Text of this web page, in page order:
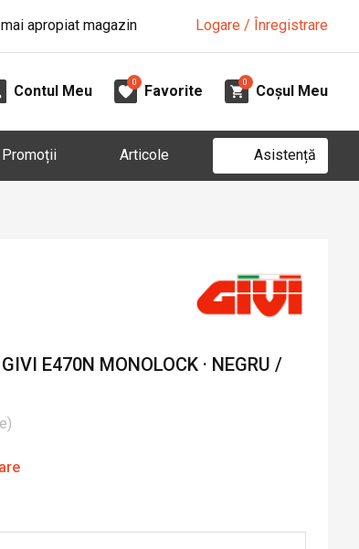
apropiat magazin Logare / Înregistrare
Contul Meu
0
Favorite
0
Coșul Meu
Promoții Articole Asistență
E470N MONOLOCK · NEGRU /
)